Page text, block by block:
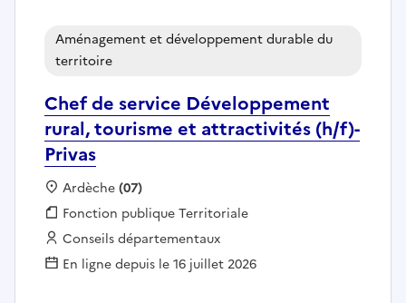
Chef de service Développement
rural, tourisme et attractivités (h/f)-
Privas
Aménagement et développement durable du
territoire
Localisation :
Ardèche(07)
Fonction publique :
Fonction publique Territoriale
Employeur :
Conseils départementaux
En ligne depuis le 16 juillet 2026